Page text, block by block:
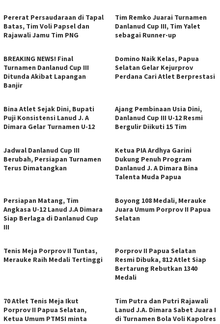
Pererat Persaudaraan di Tapal
Batas, Tim Voli Papsel dan
Rajawali Jamu Tim PNG
Tim Remko Juarai Turnamen
Danlanud Cup III, Tim Yalet
sebagai Runner-up
BREAKING NEWS! Final
Turnamen Danlanud Cup III
Ditunda Akibat Lapangan
Banjir
Domino Naik Kelas, Papua
Selatan Gelar Kejurprov
Perdana Cari Atlet Berprestasi
Bina Atlet Sejak Dini, Bupati
Puji Konsistensi Lanud J. A
Dimara Gelar Turnamen U-12
Ajang Pembinaan Usia Dini,
Danlanud Cup III U-12 Resmi
Bergulir Diikuti 15 Tim
Jadwal Danlanud Cup III
Berubah, Persiapan Turnamen
Terus Dimatangkan
Ketua PIA Ardhya Garini
Dukung Penuh Program
Danlanud J. A Dimara Bina
Talenta Muda Papua
Persiapan Matang, Tim
Angkasa U-12 Lanud J.A Dimara
Siap Berlaga di Danlanud Cup
III
Boyong 108 Medali, Merauke
Juara Umum Porprov II Papua
Selatan
Tenis Meja Porprov II Tuntas,
Merauke Raih Medali Tertinggi
Porprov II Papua Selatan
Resmi Dibuka, 812 Atlet Siap
Bertarung Rebutkan 1340
Medali
70 Atlet Tenis Meja Ikut
Porprov II Papua Selatan,
Ketua Umum PTMSI minta
Tim Putra dan Putri Rajawali
Lanud J.A. Dimara Sabet Juara I
di Turnamen Bola Voli Kapolres